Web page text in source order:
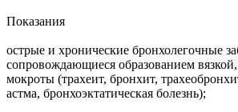
Показания
острые и хронические бронхолегочные
сопровождающиеся образованием
мокроты (трахеит, бронхит,
астма, бронхоэктатическая болезнь);